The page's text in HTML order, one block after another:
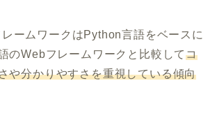
ームワークはPython言語をベースに
のWebフレームワークと比較してコ
や分かりやすさを重視している傾向